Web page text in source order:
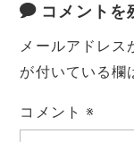
コメントを
メールアドレス
が付いている欄
コメント※